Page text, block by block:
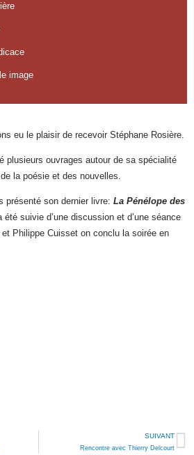
image
eu le plaisir de recevoir Stéphane Rosière.
plusieurs ouvrages autour de sa spécialité
la poésie et des nouvelles.
présenté son dernier livre: La Pénélope des
été suivie d’une discussion et d’une séance
Philippe Cuisset on conclu la soirée en
SUIVANT
Rencontre avec Thierry Delcourt